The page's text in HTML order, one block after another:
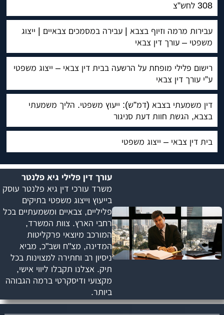
308 לחש”צ
עבירות מרמה וזיוף בצבא | עבירה במסמכים צבאיים | ייצוג
משפטי – עורך דין צבאי
רישום פלילי מופחת על הרשעה בבית דין צבאי – ייצוג משפטי
ע”י עורך דין צבאי
דין משמעתי בצבא (דמ”ש): ייעוץ משפטי. הליך משמעתי
בצבא, הגשת חוות דעת סניגור
בית דין צבאי – ייצוג משפטי
עורך דין פלילי גיא פלנטר
משרד עורכי דין גיא פלנטר עוסק
בייעוץ וייצוג משפטי בתיקים
פליליים, צבאיים ומשמעתיים בכל
רחבי הארץ. צוות המשרד,
המורכב מיוצאי פרקליטות
המדינה, מצ"ח ושב"כ, מביא
ניסיון רב וחתירה למצוינות בכל
תיק. אצלנו תקבלו ליווי אישי,
מקצועי ודיסקרטי ברמה הגבוהה
ביותר.